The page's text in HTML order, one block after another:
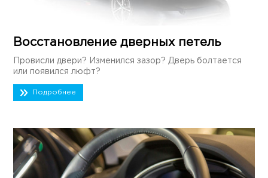
Восстановление дверных петель
Провисли двери? Изменился зазор? Дверь болтается
или появился люфт?
Подробнее